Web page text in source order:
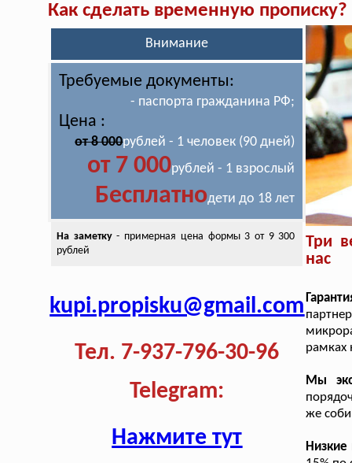
Как сделать временную прописку?
Внимание
Требуемые документы:
- паспорта гражданина РФ;
Цена :
от 8 000рублей - 1 человек (90 дней)
от 7 000рублей - 1 взрослый
Бесплатнодети до 18 лет
На заметку- примерная цена формы 3 от 9 300
рублей
kupi.propisku@gmail.com
Тел. 7-937-796-30-96
Telegram:
Нажмите тут
Три
нас
рамках
Мы
же